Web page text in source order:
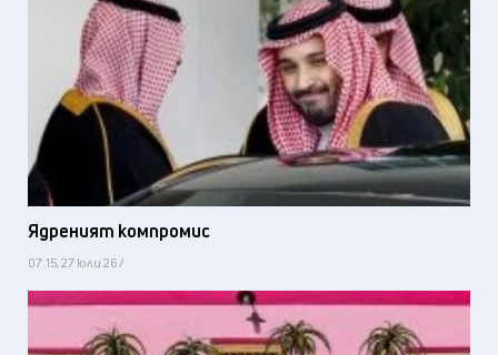
Ядреният компромис
07:15, 27 юли 26 /